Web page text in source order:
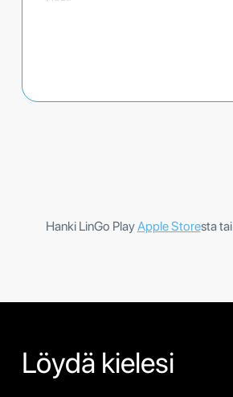
Hanki LinGo PlayApple Storesta tai
Löydä kielesi